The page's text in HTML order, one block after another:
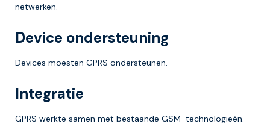
netwerken.
Device ondersteuning
Devices moesten GPRS ondersteunen.
Integratie
GPRS werkte samen met bestaande GSM-technologieën.